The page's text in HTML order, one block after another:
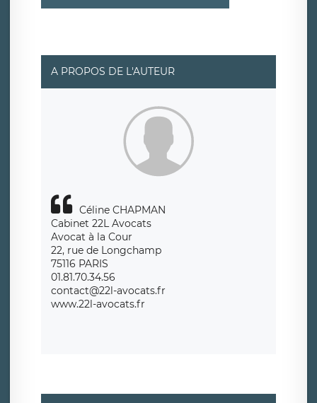
limitation du traitement relatif à vos données à caractère
données. Vous pouvez exercer ces droits auprès du délégué
de traitement est la société LÉGAVOX, sis 9 rue Léopold
Sédar Senghor, joignable à l’adresse mail :
responsabledetraitement@legavox.fr. Vous avez également
le droit d’introduire une réclamation auprès d’une autorité
A PROPOS DE L'AUTEUR
Céline CHAPMAN
Cabinet 22L Avocats
Avocat à la Cour
22, rue de Longchamp
75116 PARIS
01.81.70.34.56
contact@22l-avocats.fr
www.22l-avocats.fr